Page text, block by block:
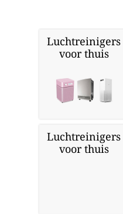
Luchtreinigers
voor thuis
Luchtreinigers
voor thuis